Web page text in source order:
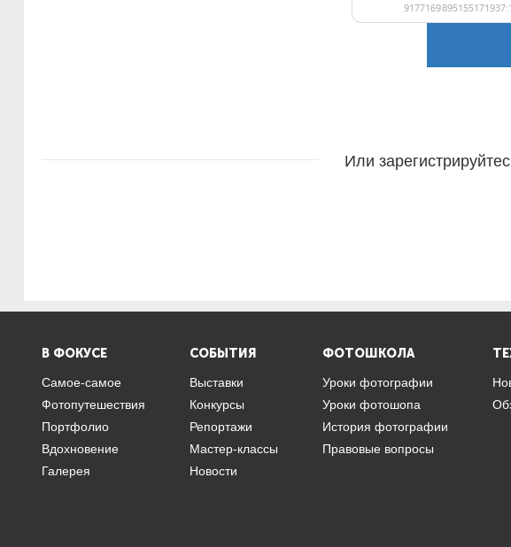
Или
В ФОКУСЕ
Самое-самое
Фотопутешествия
Портфолио
Вдохновение
Галерея
СОБЫТИЯ
Выставки
Конкурсы
Репортажи
Мастер-классы
Новости
ФОТОШКОЛА
Уроки фотографии
Уроки фотошопа
История фотографии
Правовые вопросы